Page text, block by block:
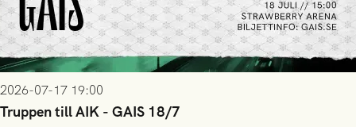
2026-07-17 19:00
Truppen till AIK - GAIS 18/7